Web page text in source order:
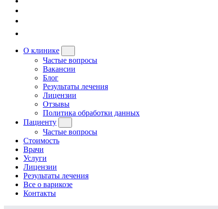
О клинике
Частые вопросы
Вакансии
Блог
Результаты лечения
Лицензии
Отзывы
Политика обработки данных
Пациенту
Частые вопросы
Стоимость
Врачи
Услуги
Лицензии
Результаты лечения
Все о варикозе
Контакты